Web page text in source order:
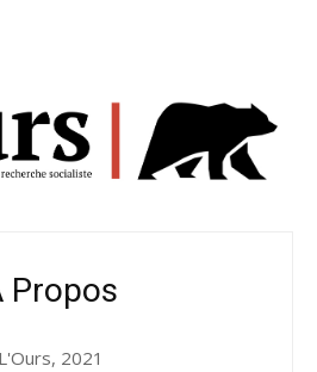
Propos
L'Ours, 2021